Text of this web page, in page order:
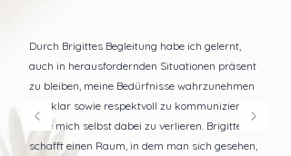
Durch Brigittes Begleitung habe ich gelernt,
auch in herausfordernden Situationen präsent
zu bleiben, meine Bedürfnisse wahrzunehmen
und klar sowie respektvoll zu kommunizieren,
ohne mich selbst dabei zu verlieren. Brigitte
schafft einen Raum, in dem man sich gesehen,